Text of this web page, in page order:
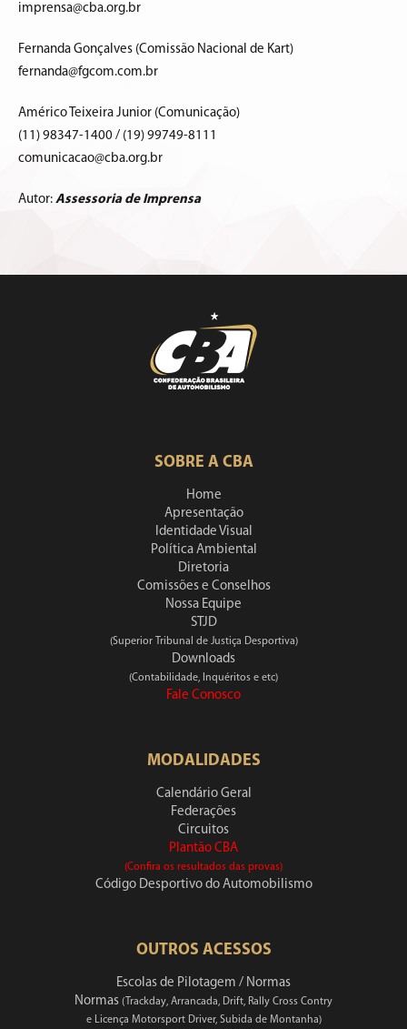
imprensa@cba.org.br
Fernanda Gonçalves (Comissão Nacional de Kart)
fernanda@fgcom.com.br
Américo Teixeira Junior (Comunicação)
(11) 98347-1400 / (19) 99749-8111
comunicacao@cba.org.br
Autor: Assessoria de Imprensa
SOBRE A CBA
Home
Apresentação
Identidade Visual
Política Ambiental
Diretoria
Comissões e Conselhos
Nossa Equipe
STJD
(Superior Tribunal de Justiça Desportiva)
Downloads
(Contabilidade, Inquéritos e etc)
Fale Conosco
MODALIDADES
Calendário Geral
Federações
Circuitos
Plantão CBA
(Confira os resultados das provas)
Código Desportivo do Automobilismo
OUTROS ACESSOS
Escolas de Pilotagem / Normas
Normas (Trackday, Arrancada, Drift, Rally Cross Contry
e Licença Motorsport Driver, Subida de Montanha)